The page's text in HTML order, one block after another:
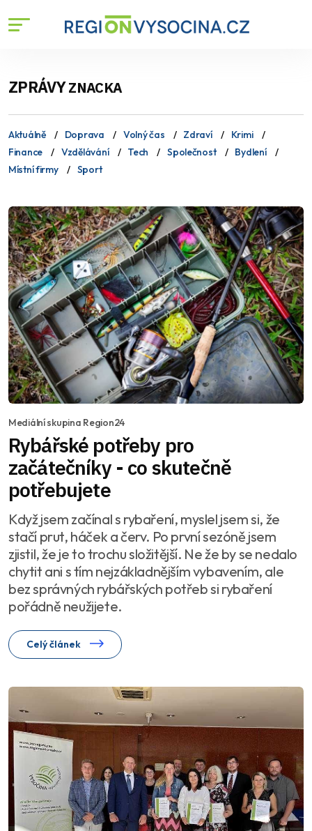
ZPRÁVYZNACKA
Aktuálně Doprava Volný čas Zdraví
Krimi
Finance
Vzdělávání Tech Společnost
Bydlení
Místní firmy
Sport
Mediální skupina Region24
Rybářské potřeby pro
začátečníky - co skutečně
potřebujete
Když jsem začínal s rybaření, myslel jsem si, že
stačí prut, háček a červ. Po první sezóně jsem
zjistil, že je to trochu složitější. Ne že by se nedalo
chytit ani s tím nejzákladnějším vybavením, ale
bez správných rybářských potřeb si rybaření
pořádně neužijete.
Celý článek